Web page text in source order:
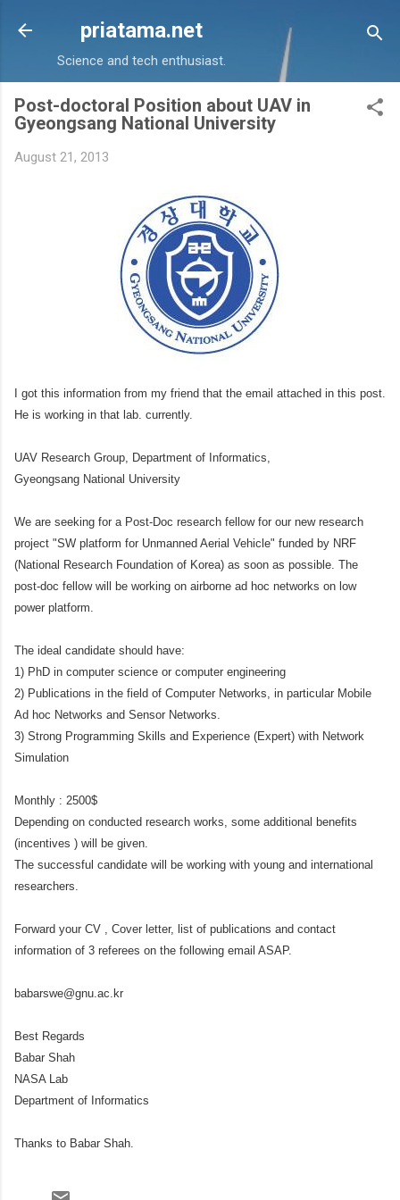
Skip to main content
priatama.net
Science and tech enthusiast.
Post-doctoral Position about UAV in
Gyeongsang National University
August 21, 2013
I got this information from my friend that the email attached in this post.
He is working in that lab. currently.
UAV Research Group, Department of Informatics,
Gyeongsang National University
We are seeking for a Post-Doc research fellow for our new research
project "SW platform for Unmanned Aerial Vehicle" funded by NRF
(National Research Foundation of Korea) as soon as possible. The
post-doc fellow will be working on airborne ad hoc networks on low
power platform.
The ideal candidate should have:
1) PhD in computer science or computer engineering
2) Publications in the field of Computer Networks, in particular Mobile
Ad hoc Networks and Sensor Networks.
3) Strong Programming Skills and Experience (Expert) with Network
Simulation
Monthly : 2500$
Depending on conducted research works, some additional benefits
(incentives ) will be given.
The successful candidate will be working with young and international
researchers.
Forward your CV , Cover letter, list of publications and contact
information of 3 referees on the following email ASAP.
babarswe@gnu.ac.kr
Best Regards
Babar Shah
NASA Lab
Department of Informatics
Thanks to Babar Shah.